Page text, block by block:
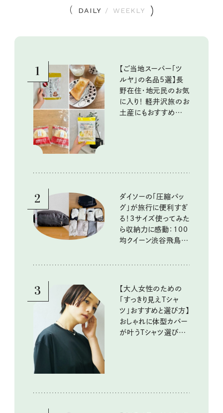
DAILY / WEEKLY
1
【ご当地スーパー「ツ
ルヤ」の名品5選】長
野在住・地元民のお気
に入り！ 軽井沢旅のお
土産にもおすすめのお
2
ダイソーの「圧縮バッ
グ」が旅行に便利すぎ
る！3サイズ使ってみた
ら収納力に感動：100
均クイーン渋谷飛鳥の
3
【大人女性のための
「すっきり見えTシャ
ツ」おすすめと選び方】
おしゃれに体型カバー
が叶うTシャツ選びの